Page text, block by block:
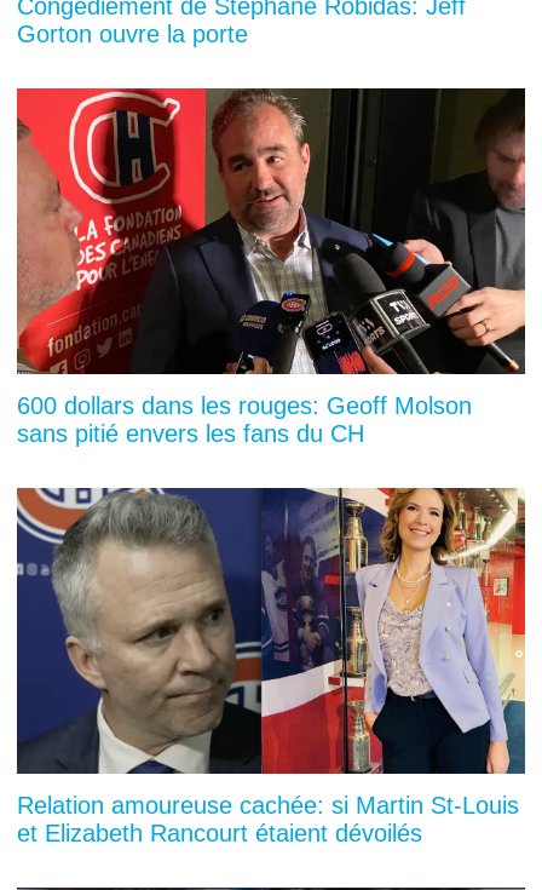
Congédiement de Stéphane Robidas: Jeff
Gorton ouvre la porte
600 dollars dans les rouges: Geoff Molson
sans pitié envers les fans du CH
Relation amoureuse cachée: si Martin St-Louis
et Elizabeth Rancourt étaient dévoilés